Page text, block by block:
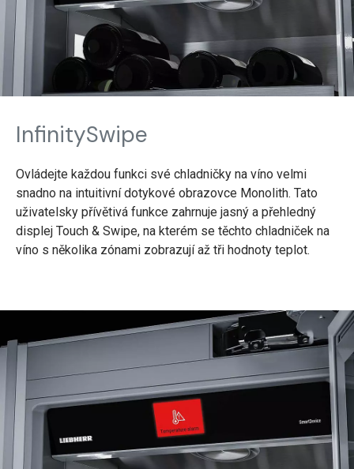
InfinitySwipe
Ovládejte každou funkci své chladničky na víno velmi
snadno na intuitivní dotykové obrazovce Monolith. Tato
uživatelsky přívětivá funkce zahrnuje jasný a přehledný
displej Touch & Swipe, na kterém se těchto chladniček na
víno s několika zónami zobrazují až tři hodnoty teplot.